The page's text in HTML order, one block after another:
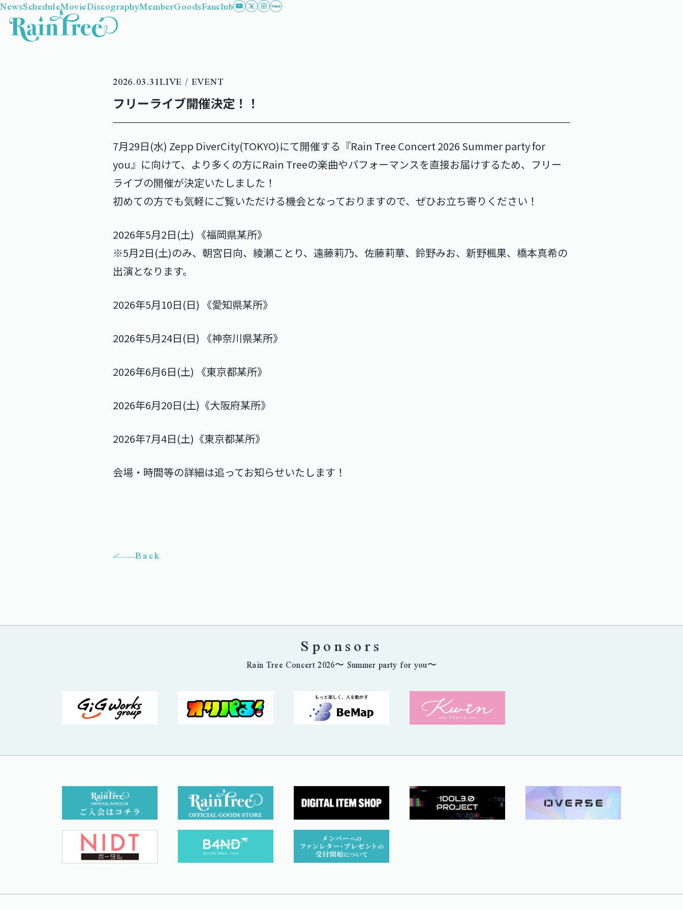
NewsScheduleMovieDiscographyMemberGoodsFanclub
2026.03.31LIVE / EVENT
フリーライブ開催決定！！
7月29日(水) Zepp DiverCity(TOKYO)にて開催する『Rain Tree Concert 2026 Summer party for
you』に向けて、より多くの方にRain Treeの楽曲やパフォーマンスを直接お届けするため、フリー
ライブの開催が決定いたしました！
初めての方でも気軽にご覧いただける機会となっておりますので、ぜひお立ち寄りください！
2026年5月2日(土) 《福岡県某所》
※5月2日(土)のみ、朝宮日向、綾瀬ことり、遠藤莉乃、佐藤莉華、鈴野みお、新野楓果、橋本真希の
出演となります。
2026年5月10日(日) 《愛知県某所》
2026年5月24日(日) 《神奈川県某所》
2026年6月6日(土) 《東京都某所》
2026年6月20日(土)《大阪府某所》
2026年7月4日(土)《東京都某所》
会場・時間等の詳細は追ってお知らせいたします！
Back
Sponsors
Rain Tree Concert 2026〜 Summer party for you〜